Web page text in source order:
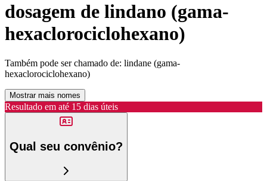
dosagem de lindano (gama-
hexaclorociclohexano)
Também pode ser chamado de: lindane (gama-
hexaclorociclohexano)
Mostrar mais nomes
Resultado em até 15 dias úteis
Qual seu convênio?